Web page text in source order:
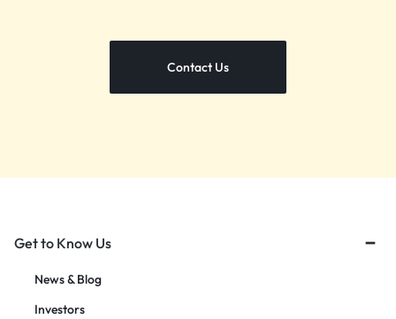
Contact Us
Get to Know Us
News & Blog
Investors